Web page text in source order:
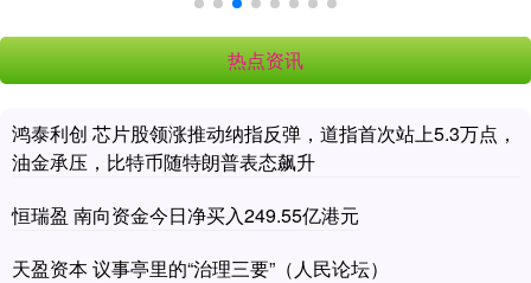
热点资讯
鸿泰利创 芯片股领涨推动纳指反弹，道指首次站上5.3万点，
油金承压，比特币随特朗普表态飙升
恒瑞盈 南向资金今日净买入249.55亿港元
天盈资本 议事亭里的“治理三要”（人民论坛）